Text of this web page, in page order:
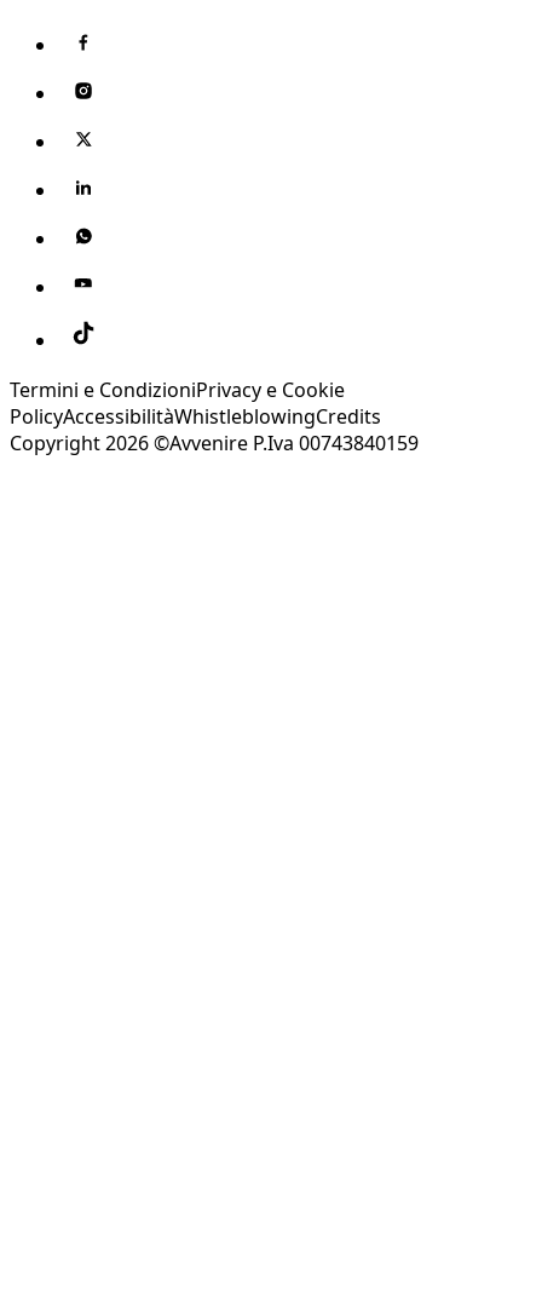
Termini e CondizioniPrivacy e Cookie
PolicyAccessibilitàWhistleblowingCredits
Copyright 2026 ©Avvenire P.Iva 00743840159